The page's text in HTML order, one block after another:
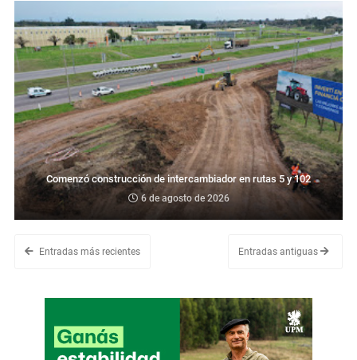
Comenzó construcción de intercambiador en rutas 5 y 102
6 de agosto de 2026
Entradas más recientes Entradas antiguas